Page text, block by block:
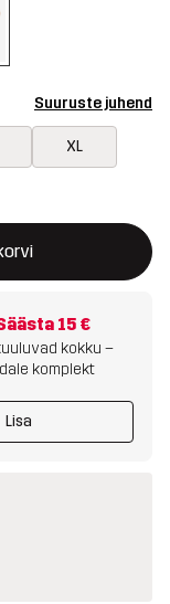
Suuruste juhend
XL
uue kauba
15 €
kokku –
komplekt
Lisa